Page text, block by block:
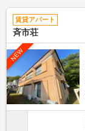
賃貸アパート
斉市荘
NEW